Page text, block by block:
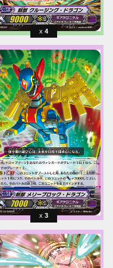
4
3